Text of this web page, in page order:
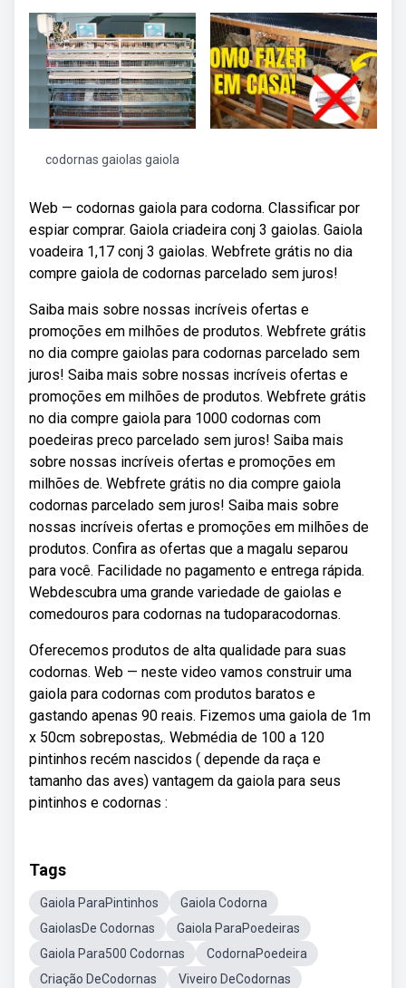
codornas gaiolas gaiola
Web — codornas gaiola para codorna. Classificar por
espiar comprar. Gaiola criadeira conj 3 gaiolas. Gaiola
voadeira 1,17 conj 3 gaiolas. Webfrete grátis no dia
compre gaiola de codornas parcelado sem juros!
Saiba mais sobre nossas incríveis ofertas e
promoções em milhões de produtos. Webfrete grátis
no dia compre gaiolas para codornas parcelado sem
juros! Saiba mais sobre nossas incríveis ofertas e
promoções em milhões de produtos. Webfrete grátis
no dia compre gaiola para 1000 codornas com
poedeiras preco parcelado sem juros! Saiba mais
sobre nossas incríveis ofertas e promoções em
milhões de. Webfrete grátis no dia compre gaiola
codornas parcelado sem juros! Saiba mais sobre
nossas incríveis ofertas e promoções em milhões de
produtos. Confira as ofertas que a magalu separou
para você. Facilidade no pagamento e entrega rápida.
Webdescubra uma grande variedade de gaiolas e
comedouros para codornas na tudoparacodornas.
Oferecemos produtos de alta qualidade para suas
codornas. Web — neste video vamos construir uma
gaiola para codornas com produtos baratos e
gastando apenas 90 reais. Fizemos uma gaiola de 1m
x 50cm sobrepostas,. Webmédia de 100 a 120
pintinhos recém nascidos ( depende da raça e
tamanho das aves) vantagem da gaiola para seus
pintinhos e codornas :
Tags
Gaiola ParaPintinhos
Gaiola Codorna
GaiolasDe Codornas
Gaiola ParaPoedeiras
Gaiola Para500 Codornas
CodornaPoedeira
Criação DeCodornas
Viveiro DeCodornas